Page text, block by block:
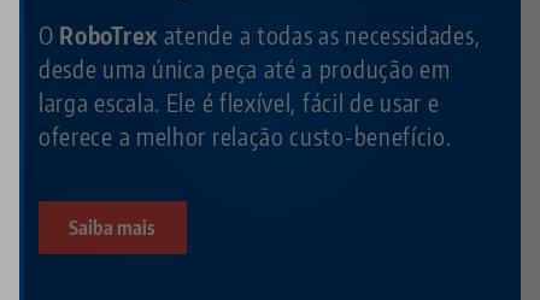
O RoboTrex atende a todas as necessidades,
desde uma única peça até a produção em
larga escala. Ele é flexível, fácil de usar e
oferece a melhor relação custo-benefício.
Saiba mais